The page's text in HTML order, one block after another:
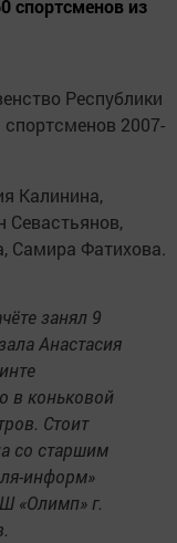
спортсменов из
Республики
2007-
Калинина,
Севастьянов,
Самира Фатихова.
занял 9
Анастасия
в коньковой
Стоит
со старшим
информ»
«Олимп» г.